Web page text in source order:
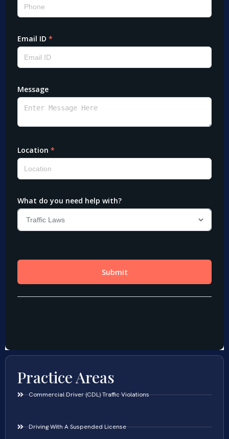
Practice Areas
Commercial Driver (CDL) Traffic Violations
Driving With A Suspended License